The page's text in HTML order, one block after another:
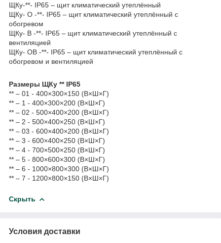
ЩКу-**- IP65 – щит климатический утеплённый
ЩКу- О -**- IP65 – щит климатический утеплённый с
обогревом
ЩКу- В -**- IP65 – щит климатический утеплённый с
вентиляцией
ЩКу- ОВ -**- IP65 – щит климатический утеплённый с
обогревом и вентиляцией
Размеры ЩКу ** IP65
** – 01 - 400×300×150 (В×Ш×Г)
** – 1 - 400×300×200 (В×Ш×Г)
** – 02 - 500×400×200 (В×Ш×Г)
** – 2 - 500×400×250 (В×Ш×Г)
** – 03 - 600×400×200 (В×Ш×Г)
** – 3 - 600×400×250 (В×Ш×Г)
** – 4 - 700×500×250 (В×Ш×Г)
** – 5 - 800×600×300 (В×Ш×Г)
** – 6 - 1000×800×300 (В×Ш×Г)
** – 7 - 1200×800×150 (В×Ш×Г)
Скрыть
Условия доставки